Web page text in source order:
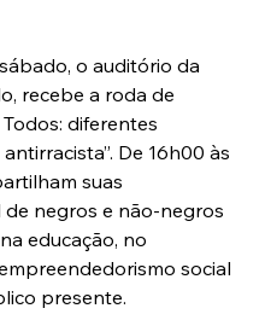
o auditório da
recebe a roda de
diferentes
De 16h00 às
suas
negros e não-negros
educação, no
social
presente.